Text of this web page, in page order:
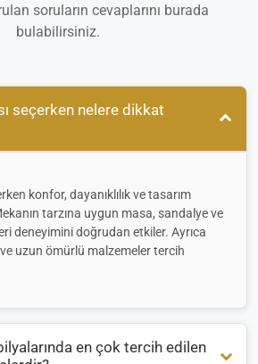
soruların cevaplarını burada
bulabilirsiniz.
seçerken nelere dikkat
konfor, dayanıklılık ve tasarım
tarzına uygun masa, sandalye ve
deneyimini doğrudan etkiler. Ayrıca
uzun ömürlü malzemeler tercih
en çok tercih edilen